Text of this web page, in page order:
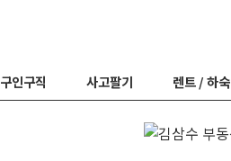
구인구직 사고팔기 렌트 / 하숙